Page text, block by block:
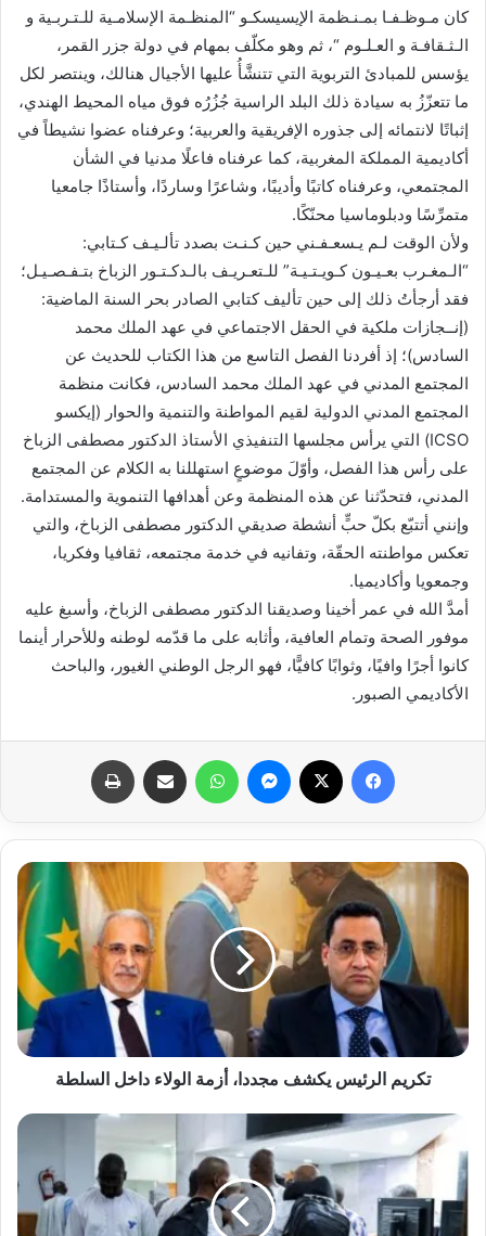
كان مـوظـفـا بمـنـظمة الإيسيسكـو “المنظـمة الإسلامـية للـتـربـية و
الـثـقافـة و العـلـوم “، ثم وهو مكلّف بمهام في دولة جزر القمر،
يؤسس للمبادئ التربوية التي تتنشَّأُ عليها الأجيال هنالك، وينتصر لكل
ما تتعزّزُ به سيادة ذلك البلد الراسية جُزُرُه فوق مياه المحيط الهندي،
إثباتًا لانتمائه إلى جذوره الإفريقية والعربية؛ وعرفناه عضوا نشيطاً في
أكاديمية المملكة المغربية، كما عرفناه فاعلًا مدنيا في الشأن
المجتمعي، وعرفناه كاتبًا وأديبًا، وشاعرًا وساردًا، وأستاذًا جامعيا
متمرِّسًا ودبلوماسيا محنّكًا.
ولأن الوقت لـم يـسعـفـني حين كـنـت بصدد تألـيـف كـتابي:
“الـمغـرب بعـيـون كـويـتـيـة” للـتعـريـف بالـدكـتـور الزباخ بتـفـصـيـل؛
فقد أرجأتُ ذلك إلى حين تأليف كتابي الصادر بحر السنة الماضية:
(إنــجازات ملكية في الحقل الاجتماعي في عهد الملك محمد
السادس)؛ إذ أفردنا الفصل التاسع من هذا الكتاب للحديث عن
المجتمع المدني في عهد الملك محمد السادس، فكانت منظمة
المجتمع المدني الدولية لقيم المواطنة والتنمية والحوار (إيكسو
ICSO) التي يرأس مجلسها التنفيذي الأستاذ الدكتور مصطفى الزباخ
على رأس هذا الفصل، وأوّلَ موضوعٍ استهللنا به الكلام عن المجتمع
المدني، فتحدّثنا عن هذه المنظمة وعن أهدافها التنموية والمستدامة.
وإنني أتتبّع بكلّ حبٍّ أنشطة صديقي الدكتور مصطفى الزباخ، والتي
تعكس مواطنته الحقّة، وتفانيه في خدمة مجتمعه، ثقافيا وفكريا،
وجمعويا وأكاديميا.
أمدَّ الله في عمر أخينا وصديقنا الدكتور مصطفى الزباخ، وأسبغ عليه
موفور الصحة وتمام العافية، وأثابه على ما قدّمه لوطنه وللأحرار أينما
كانوا أجرًا وافيًا، وثوابًا كافيًّا، فهو الرجل الوطني الغيور، والباحث
الأكاديمي الصبور.
فيسبوك ماسنجر واتساب مشاركة عبر البريد
تكريم الرئيس يكشف مجددا، أزمة الولاء داخل السلطة